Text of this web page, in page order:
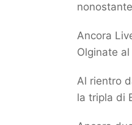
Ancora
Olginate
Al rientro
la tripla di